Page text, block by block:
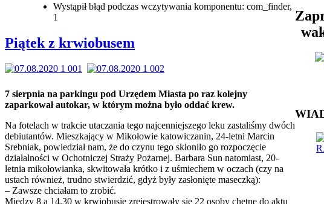
Wystąpił błąd podczas wczytywania komponentu: com_finder,
1
Piątek z krwiobusem
7 sierpnia na parkingu pod Urzędem Miasta po raz kolejny
zaparkował autokar, w którym można było oddać krew.
Na fotelach w trakcie utaczania tego najcenniejszego leku zastaliśmy dwóch
debiutantów. Mieszkający w Mikołowie katowiczanin, 24-letni Marcin
Srebniak, powiedział nam, że do czynu tego skłoniło go rozpoczęcie
działalności w Ochotniczej Straży Pożarnej. Barbara Sun natomiast, 20-
letnia mikołowianka, skwitowała krótko i z uśmiechem w oczach (czy na
ustach również, trudno stwierdzić, gdyż były zasłonięte maseczką):
– Zawsze chciałam to zrobić.
Między 8 a 14.30 w krwiobusie zrejestrowały się 22 osoby chętne do aktu